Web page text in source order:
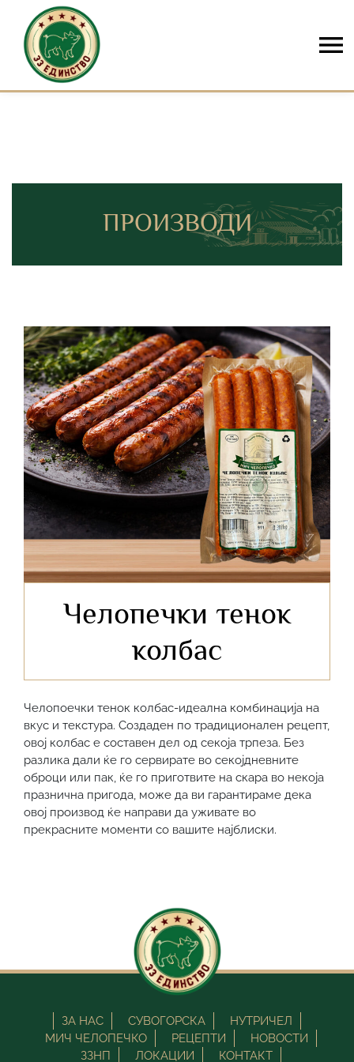
Skip to content
ПРОИЗВОДИ
Челопечки тенок
колбас
Челопоечки тенок колбас-идеална комбинација на
вкус и текстура. Создаден по традиционален рецепт,
овој колбас е составен дел од секоја трпеза. Без
разлика дали ќе го сервирате во секојдневните
оброци или пак, ќе го приготвите на скара во некоја
празнична пригода, може да ви гарантираме дека
овој производ ќе направи да уживате во
прекрасните моменти со вашите најблиски.
ЗА НАС СУВОГОРСКА
НУТРИЧЕЛ
МИЧ ЧЕЛОПЕЧКО
РЕЦЕПТИ
НОВОСТИ
ЗЗНП
ЛОКАЦИИ КОНТАКТ